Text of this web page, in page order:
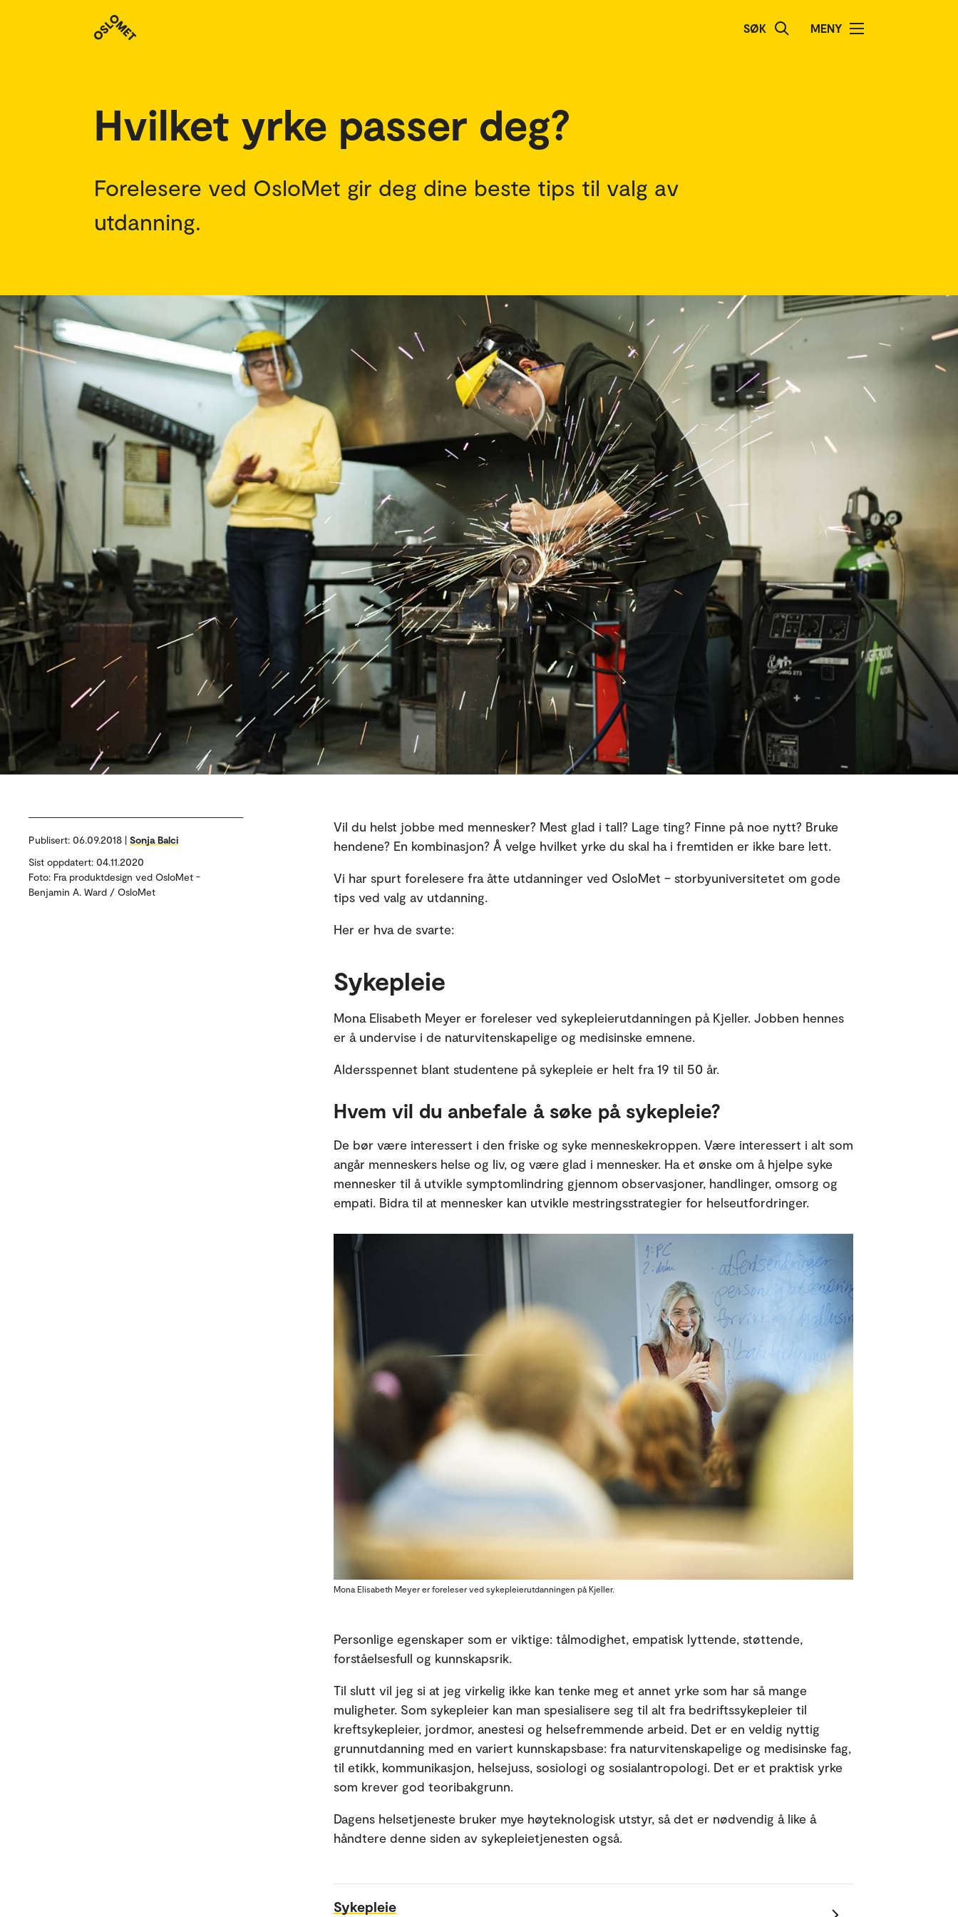
SØK MENY
Studenthistorier
Hvilket yrke passer deg?
Forelesere ved OsloMet gir deg dine beste tips til valg av
utdanning.
Publisert: 06.09.2018 | Sonja Balci
Sist oppdatert: 04.11.2020
Foto: Fra produktdesign ved OsloMet -
Benjamin A. Ward / OsloMet
Vil du helst jobbe med mennesker? Mest glad i tall? Lage ting? Finne på noe nytt? Bruke
hendene? En kombinasjon? Å velge hvilket yrke du skal ha i fremtiden er ikke bare lett.
Vi har spurt forelesere fra åtte utdanninger ved OsloMet – storbyuniversitetet om gode
tips ved valg av utdanning.
Her er hva de svarte:
Sykepleie
Mona Elisabeth Meyer er foreleser ved sykepleierutdanningen på Kjeller. Jobben hennes
er å undervise i de naturvitenskapelige og medisinske emnene.
Aldersspennet blant studentene på sykepleie er helt fra 19 til 50 år.
Hvem vil du anbefale å søke på sykepleie?
De bør være interessert i den friske og syke menneskekroppen. Være interessert i alt som
angår menneskers helse og liv, og være glad i mennesker. Ha et ønske om å hjelpe syke
mennesker til å utvikle symptomlindring gjennom observasjoner, handlinger, omsorg og
empati. Bidra til at mennesker kan utvikle mestringsstrategier for helseutfordringer.
Mona Elisabeth Meyer er foreleser ved sykepleierutdanningen på Kjeller.
Personlige egenskaper som er viktige: tålmodighet, empatisk lyttende, støttende,
forståelsesfull og kunnskapsrik.
Til slutt vil jeg si at jeg virkelig ikke kan tenke meg et annet yrke som har så mange
muligheter. Som sykepleier kan man spesialisere seg til alt fra bedriftssykepleier til
kreftsykepleier, jordmor, anestesi og helsefremmende arbeid. Det er en veldig nyttig
grunnutdanning med en variert kunnskapsbase: fra naturvitenskapelige og medisinske fag,
til etikk, kommunikasjon, helsejuss, sosiologi og sosialantropologi. Det er et praktisk yrke
som krever god teoribakgrunn.
Dagens helsetjeneste bruker mye høyteknologisk utstyr, så det er nødvendig å like å
håndtere denne siden av sykepleietjenesten også.
Sykepleie